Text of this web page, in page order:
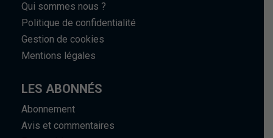
Qui sommes nous ?
Politique de confidentialité
Gestion de cookies
Mentions légales
LES ABONNÉS
Abonnement
Avis et commentaires